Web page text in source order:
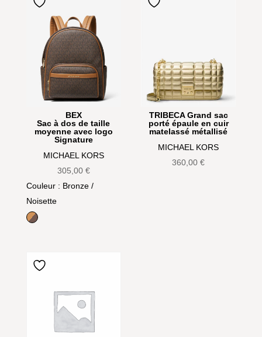
BEX
Sac à dos de taille
moyenne avec logo
Signature
MICHAEL KORS
305,00 €
Couleur: Bronze /
Noisette
Bronze / Noisette
TRIBECA Grand sac
porté épaule en cuir
matelassé métallisé
MICHAEL KORS
360,00€